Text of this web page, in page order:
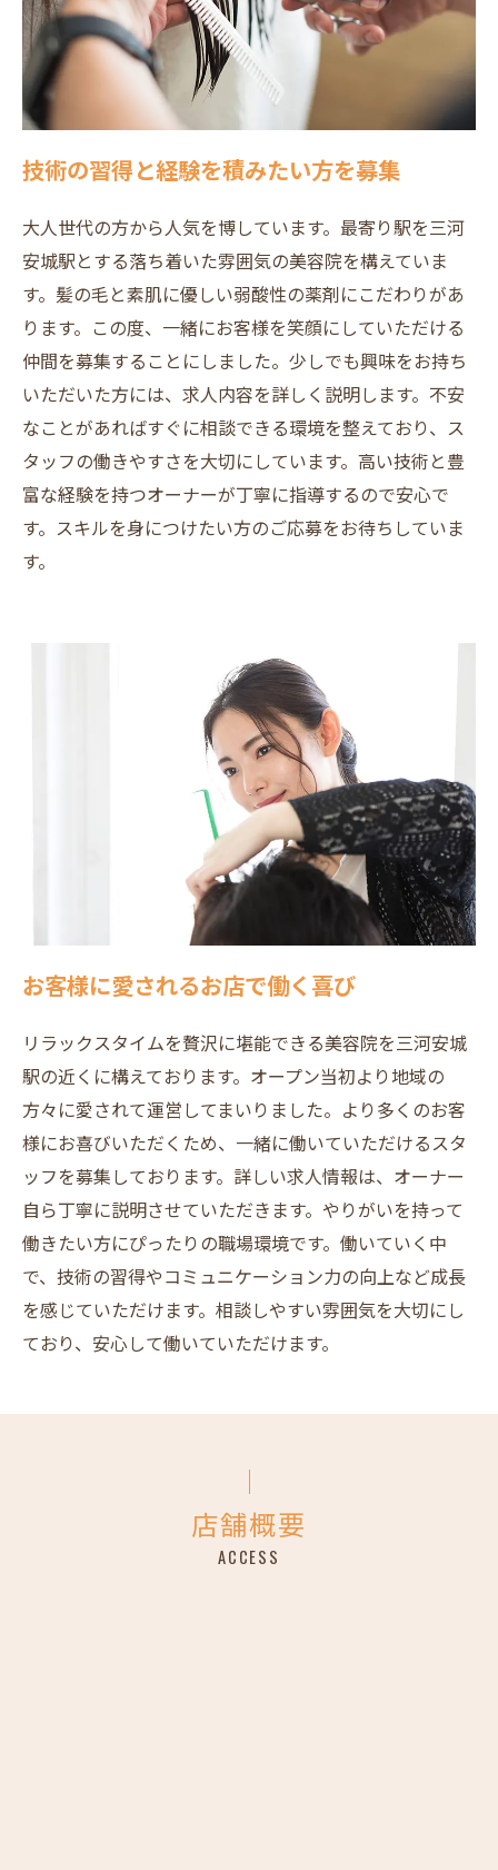
技術の習得と経験を積みたい方を募集
大人世代の方から人気を博しています。最寄り駅を三河
安城駅とする落ち着いた雰囲気の美容院を構えていま
す。髪の毛と素肌に優しい弱酸性の薬剤にこだわりがあ
ります。この度、一緒にお客様を笑顔にしていただける
仲間を募集することにしました。少しでも興味をお持ち
いただいた方には、求人内容を詳しく説明します。不安
なことがあればすぐに相談できる環境を整えており、ス
タッフの働きやすさを大切にしています。高い技術と豊
富な経験を持つオーナーが丁寧に指導するので安心で
す。スキルを身につけたい方のご応募をお待ちしていま
す。
お客様に愛されるお店で働く喜び
リラックスタイムを贅沢に堪能できる美容院を三河安城
駅の近くに構えております。オープン当初より地域の
方々に愛されて運営してまいりました。より多くのお客
様にお喜びいただくため、一緒に働いていただけるスタ
ッフを募集しております。詳しい求人情報は、オーナー
自ら丁寧に説明させていただきます。やりがいを持って
働きたい方にぴったりの職場環境です。働いていく中
で、技術の習得やコミュニケーション力の向上など成長
を感じていただけます。相談しやすい雰囲気を大切にし
ており、安心して働いていただけます。
店舗概要
ACCESS